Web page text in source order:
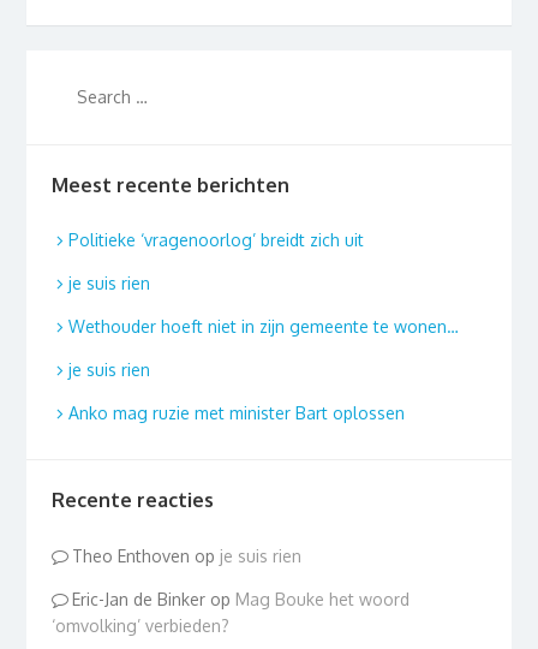
Meest recente berichten
Politieke ‘vragenoorlog’ breidt zich uit
je suis rien
Wethouder hoeft niet in zijn gemeente te wonen…
je suis rien
Anko mag ruzie met minister Bart oplossen
Recente reacties
Theo Enthoven op je suis rien
Eric-Jan de Binker op Mag Bouke het woord
‘omvolking’ verbieden?